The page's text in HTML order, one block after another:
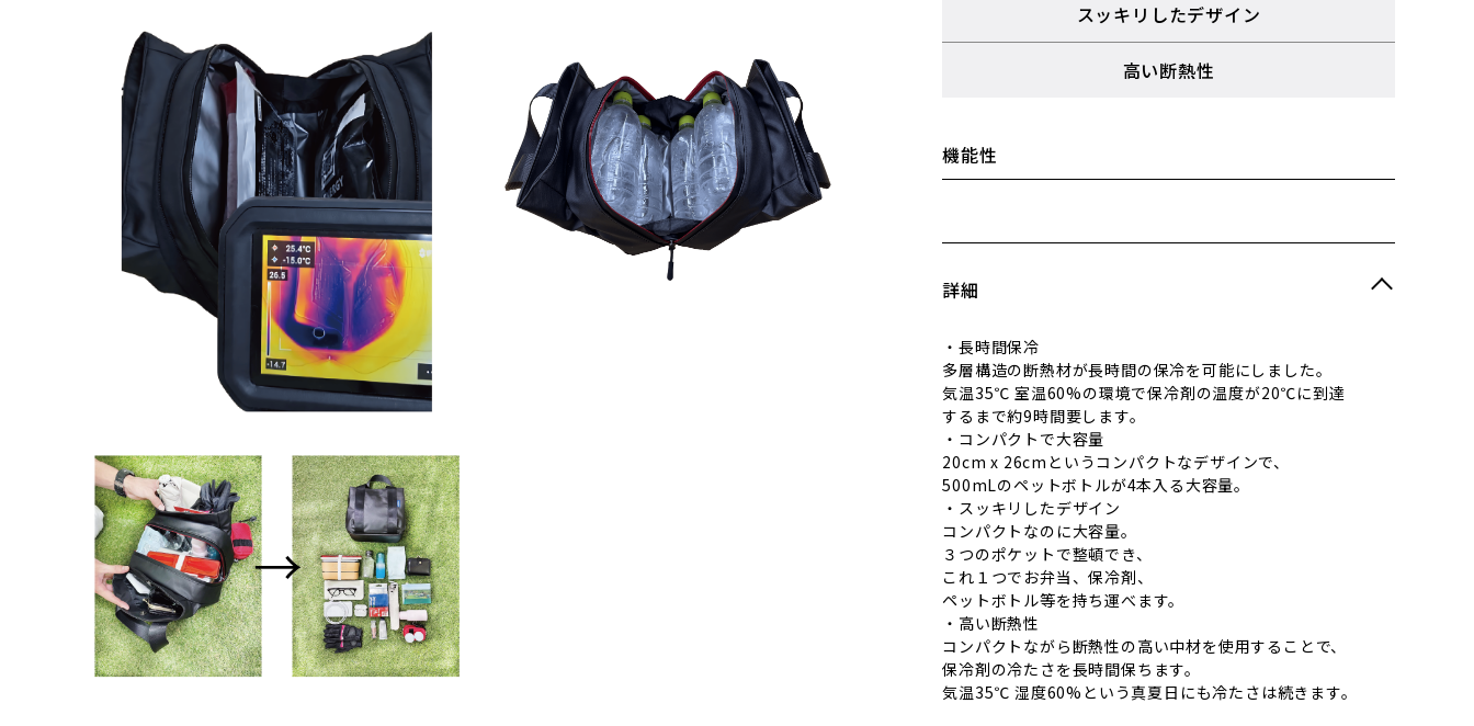
スッキリしたデザイン
高い断熱性
機能性
詳細
・長時間保冷
多層構造の断熱材が長時間の保冷を可能にしました。
気温35℃ 室温60%の環境で保冷剤の温度が20℃に到達
するまで約9時間要します。
・コンパクトで大容量
20cm x 26cmというコンパクトなデザインで、
500mLのペットボトルが4本入る大容量。
・スッキリしたデザイン
コンパクトなのに大容量。
３つのポケットで整頓でき、
これ１つでお弁当、保冷剤、
ペットボトル等を持ち運べます。
・高い断熱性
コンパクトながら断熱性の高い中材を使用することで、
保冷剤の冷たさを長時間保ちます。
気温35℃ 湿度60%という真夏日にも冷たさは続きます。